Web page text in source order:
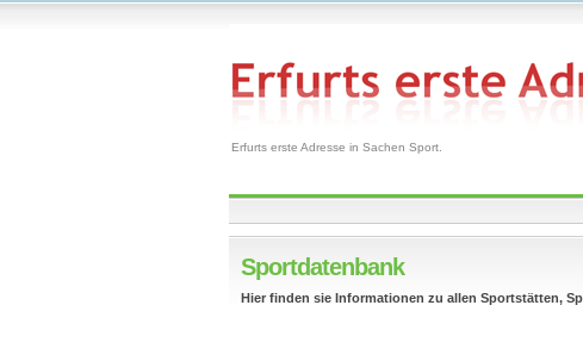
Erfurts erste Adresse in Sachen Sport.
Sportdatenbank
Hier finden sie Informationen zu allen Sportstätten,